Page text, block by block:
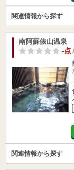
関連情報から探す
南阿蘇俵山温
-点/
関連情報から探す